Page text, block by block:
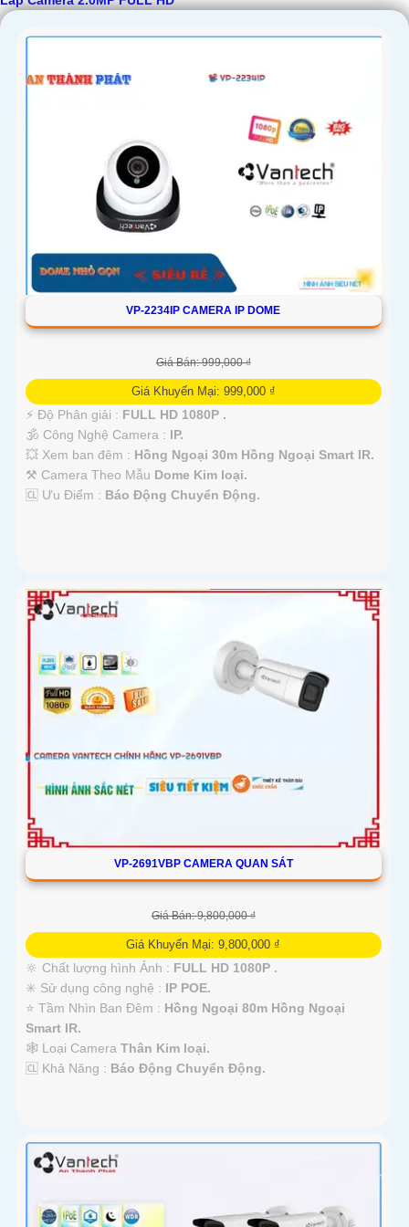
cho công trình.
VP-2234IP CAMERA IP DOME
Giá Bán: 999,000 ₫
Giá Khuyến Mại: 999,000 ₫
️⚡ Độ Phân giải : FULL HD 1080P .
🕉️ Công Nghệ Camera : IP.
💥 Xem ban đêm : Hồng Ngoại 30m Hồng Ngoại Smart IR.
⚒ Camera Theo Mẫu Dome Kim loại.
️🆑 Ưu Điểm : Báo Động Chuyển Động.
VP-2691VBP CAMERA QUAN SÁT
Giá Bán: 9,800,000 ₫
Giá Khuyến Mại: 9,800,000 ₫
🔆 Chất lượng hình Ảnh : FULL HD 1080P .
✳️ Sử dụng công nghệ : IP POE.
⭐ Tầm Nhìn Ban Đêm : Hồng Ngoại 80m Hồng Ngoại
Smart IR.
🕸️ Loại Camera Thân Kim loại.
️🆑 Khả Năng : Báo Động Chuyển Động.